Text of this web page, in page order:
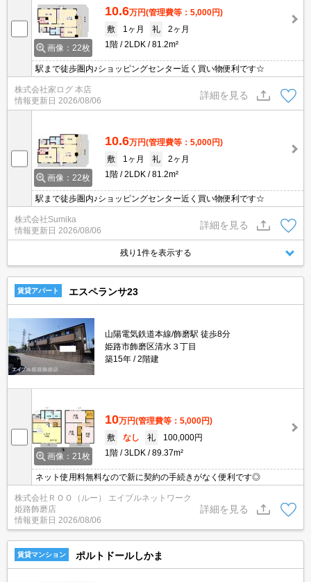
画像：22枚
10.6万円(管理費等：5,000円)
敷
1ヶ月 礼
2ヶ月
1階
2LDK 81.2m²
駅まで徒歩圏内♪ショッピングセンター近く買い物便利です☆
株式会社家ログ 本店
情報更新日 2026/08/06
詳細を見る
画像：22枚
10.6万円(管理費等：5,000円)
敷
1ヶ月 礼
2ヶ月
1階
2LDK 81.2m²
駅まで徒歩圏内♪ショッピングセンター近く買い物便利です☆
株式会社Sumika
情報更新日 2026/08/06
詳細を見る
残り1件を表示する
賃貸アパート エスペランサ23
山陽電気鉄道本線/飾磨駅 徒歩8分
姫路市飾磨区清水３丁目
築15年
2階建
画像：21枚
10万円(管理費等：5,000円)
敷
なし 礼
100,000円
1階
3LDK 89.37m²
ネット使用料無料なので新に契約の手続きがなく便利です◎
株式会社ＲＯＯ（ルー） エイブルネットワーク
姫路飾磨店
情報更新日 2026/08/06
詳細を見る
賃貸マンション ポルトドールしかま